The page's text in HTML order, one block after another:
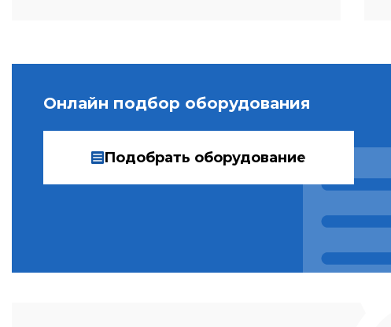
Онлайн подбор оборудования
Подобрать оборудование